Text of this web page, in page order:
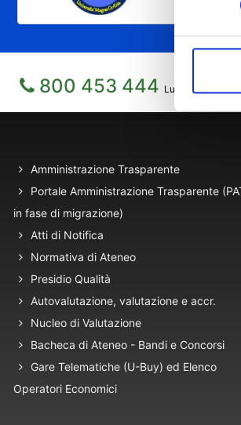
800 453 444 Lun. - Ven. dalle
Amministrazione Trasparente
Portale Amministrazione Trasparente
in fase di migrazione)
Atti di Notifica
Normativa di Ateneo
Presidio Qualità
Autovalutazione, valutazione e accr.
Nucleo di Valutazione
Bacheca di Ateneo - Bandi e Concorsi
Gare Telematiche (U-Buy) ed Elenco
Operatori Economici